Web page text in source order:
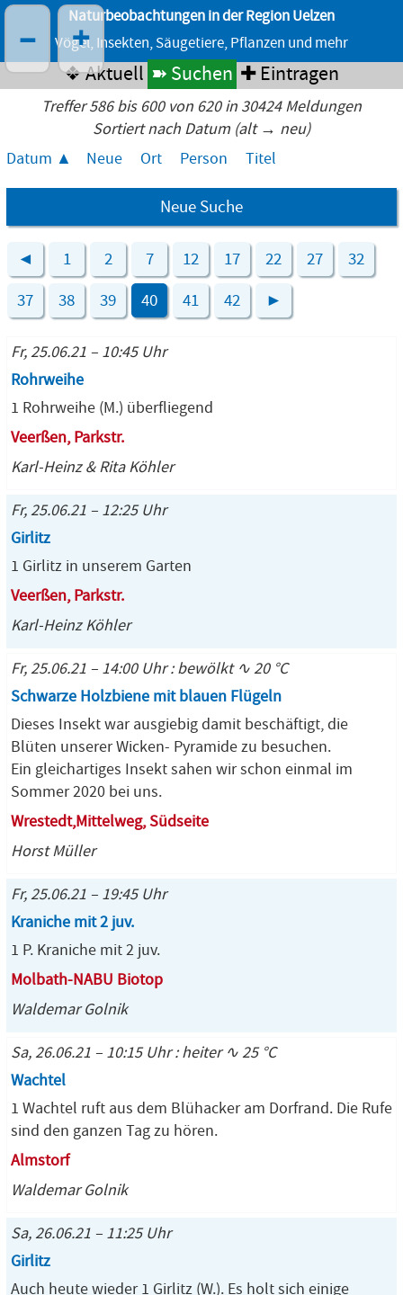
Naturbeobachtungen in der Region Uelzen
Vögel, Insekten, Säugetiere, Pflanzen und mehr
❖ Aktuell ➽ Suchen ✚ Eintragen
Treffer 586 bis 600 von 620 in 30424 Meldungen
Sortiert nach Datum (alt → neu)
Datum
Neue Ort Person Titel
Neue Suche
◄ 1 2 7 12 17 22 27 32
37 38 39 40 41 42 ►
Fr, 25.06.21 – 10:45 Uhr
Rohrweihe
1 Rohrweihe (M.) überfliegend
Veerßen, Parkstr.
Karl-Heinz & Rita Köhler
Fr, 25.06.21 – 12:25 Uhr
Girlitz
1 Girlitz in unserem Garten
Veerßen, Parkstr.
Karl-Heinz Köhler
Fr, 25.06.21 – 14:00 Uhr : bewölkt ∿ 20 °C
Schwarze Holzbiene mit blauen Flügeln
Dieses Insekt war ausgiebig damit beschäftigt, die
Blüten unserer Wicken- Pyramide zu besuchen.
Ein gleichartiges Insekt sahen wir schon einmal im
Sommer 2020 bei uns.
Wrestedt,Mittelweg, Südseite
Horst Müller
Fr, 25.06.21 – 19:45 Uhr
Kraniche mit 2 juv.
1 P. Kraniche mit 2 juv.
Molbath-NABU Biotop
Waldemar Golnik
Sa, 26.06.21 – 10:15 Uhr : heiter ∿ 25 °C
Wachtel
1 Wachtel ruft aus dem Blühacker am Dorfrand. Die Rufe
sind den ganzen Tag zu hören.
Almstorf
Waldemar Golnik
Sa, 26.06.21 – 11:25 Uhr
Girlitz
Auch heute wieder 1 Girlitz (W.). Es holt sich einige
– +